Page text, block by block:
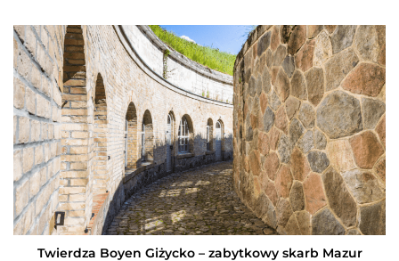
Twierdza Boyen Giżycko – zabytkowy skarb Mazur